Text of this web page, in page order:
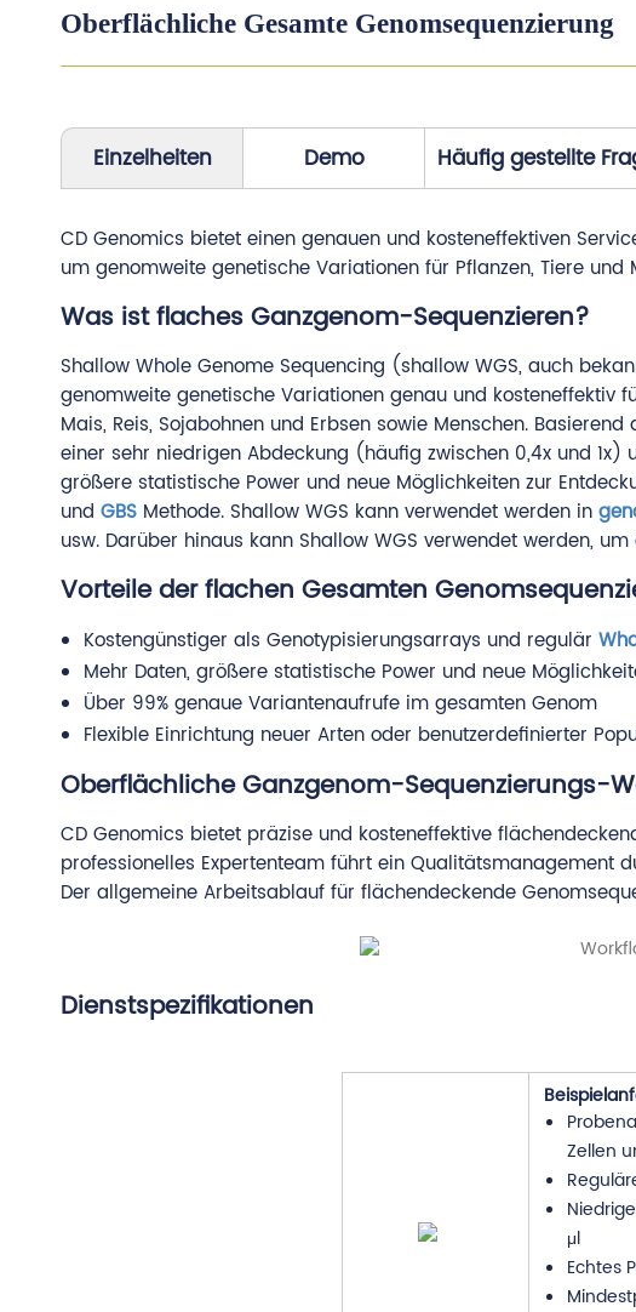
Oberflächliche Gesamte Genomsequenzierung
Einzelheiten Demo Häufig gestellte
CD Genomics bietet einen genauen und kosteneffektiven
um genomweite genetische Variationen für Pflanzen, Tiere und
Was ist flaches Ganzgenom-Sequenzieren?
Shallow Whole Genome Sequencing (shallow WGS, auch
genomweite genetische Variationen genau und kosteneffektiv
Mais, Reis, Sojabohnen und Erbsen sowie Menschen. Basierend
einer sehr niedrigen Abdeckung (häufig zwischen 0,4x und
größere statistische Power und neue Möglichkeiten zur
und GBS Methode. Shallow WGS kann verwendet werden in
usw. Darüber hinaus kann Shallow WGS verwendet werden,
Vorteile der flachen Gesamten
Kostengünstiger als Genotypisierungsarrays und regulär
Mehr Daten, größere statistische Power und neue
Über 99% genaue Variantenaufrufe im gesamten Genom
Flexible Einrichtung neuer Arten oder benutzerdefinierter
Oberflächliche Ganzgenom-Sequenzierungs-
CD Genomics bietet präzise und kosteneffektive
professionelles Expertenteam führt ein Qualitätsmanagement
Der allgemeine Arbeitsablauf für flächendeckende
Dienstspezifikationen
Zellen
μl
Echtes